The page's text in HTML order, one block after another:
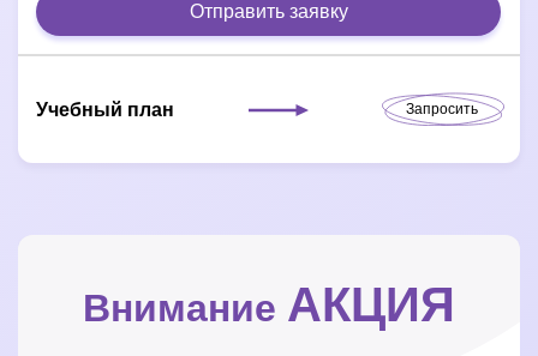
Отправить заявку
Учебный план Запросить
Внимание АКЦИЯ